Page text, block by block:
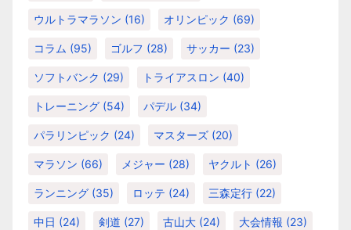
ウルトラマラソン (16) オリンピック (69)
コラム (95) ゴルフ (28) サッカー (23)
ソフトバンク (29) トライアスロン (40)
トレーニング (54) パデル (34)
パラリンピック (24) マスターズ (20)
マラソン (66) メジャー (28) ヤクルト (26)
ランニング (35) ロッテ (24) 三森定行 (22)
中日 (24) 剣道 (27) 古山大 (24) 大会情報 (23)